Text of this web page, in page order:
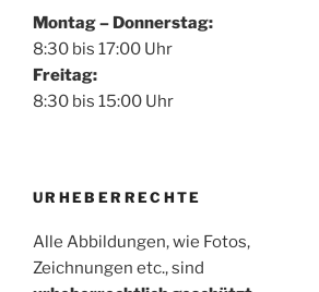
Montag – Donnerstag:
8:30 bis 17:00 Uhr
Freitag:
8:30 bis 15:00 Uhr
URHEBERRECHTE
Alle Abbildungen, wie Fotos,
Zeichnungen etc., sind